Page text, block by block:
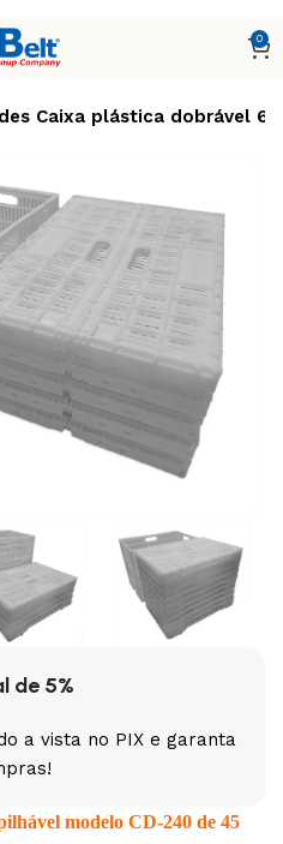
0
Caixa plástica dobrável
de 5%
a vista no PIX e garanta
modelo CD-240 de 45